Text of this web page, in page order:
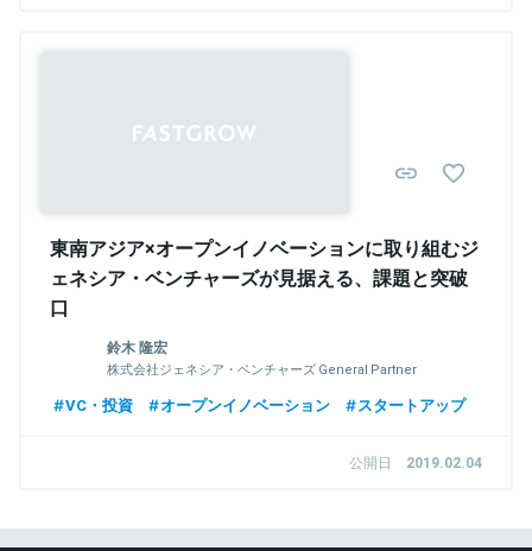
東南アジア×オープンイノベーションに取り組むジ
ェネシア・ベンチャーズが見据える、課題と突破
口
鈴木 隆宏
株式会社ジェネシア・ベンチャーズ General Partner
VC・投資 オープンイノベーション スタートアップ
公開日 2019.02.04